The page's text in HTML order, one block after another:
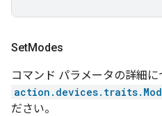
SetModes
コマンド パラメータの詳細に
ださい。